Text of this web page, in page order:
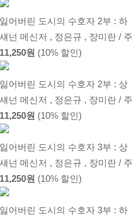
잃어버린 도시의 수호자 2부 : 하
섀넌 메신저 , 정은규 , 장미란 /
11,250원 (10% 할인)
잃어버린 도시의 수호자 2부 : 상
섀넌 메신저 , 정은규 , 장미란 /
11,250원 (10% 할인)
잃어버린 도시의 수호자 3부 : 상
섀넌 메신저 , 정은규 , 장미란 /
11,250원 (10% 할인)
잃어버린 도시의 수호자 3부 : 하